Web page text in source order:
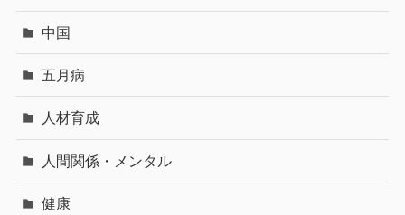
中国
五月病
人材育成
人間関係・メンタル
健康